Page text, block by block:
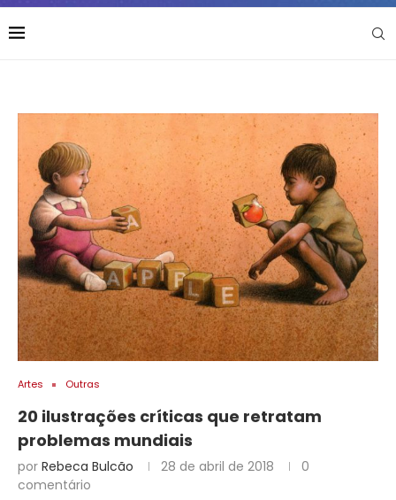
Artes Outras
20 ilustrações críticas que retratam
problemas mundiais
por Rebeca Bulcão 28 de abril de 2018
0
comentário